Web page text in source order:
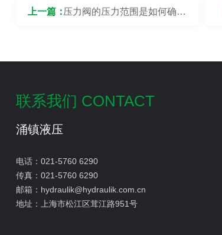
上一篇：压力阀的压力范围是如何确定
联系我们 CONTACT
涌镇液压
电话： 021-5760 6290
传真： 021-5760 6290
邮箱： hydraulik@hydraulik.com.cn
地址：
上海市松江区茸江路951号